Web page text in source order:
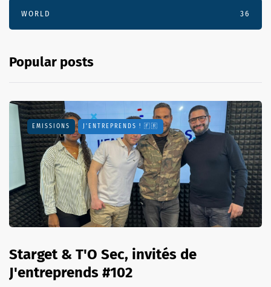
WORLD 36
Popular posts
EMISSIONS J'ENTREPRENDS ! 🇫🇷
Starget & T'O Sec, invités de
J'entreprends #102